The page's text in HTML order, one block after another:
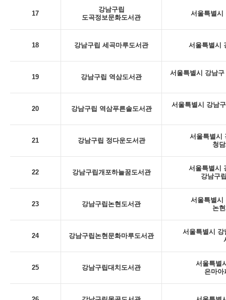
17
강남구립
도곡정보문화도서관
서울특별시
18 강남구립 세곡마루도서관 서울특별시
19 강남구립 역삼도서관
서울특별시 강남
20 강남구립 역삼푸른솔도서관
서울특별시 강남
21 강남구립 정다운도서관
서울특별시
청
22 강남구립개포하늘꿈도서관
서울특별시
강남구
23 강남구립논현도서관
서울특별시
논
24 강남구립논현문화마루도서관
서울특별시 강
25 강남구립대치도서관
서울특별
은마아